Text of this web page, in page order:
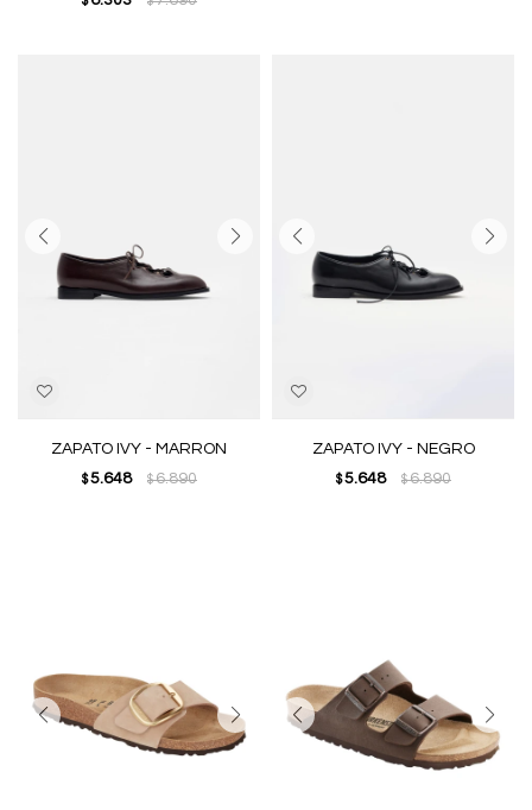
ZAPATO IVY - MARRON
$ 5.648 $6.890
ZAPATO IVY - NEGRO
$ 5.648 $6.890